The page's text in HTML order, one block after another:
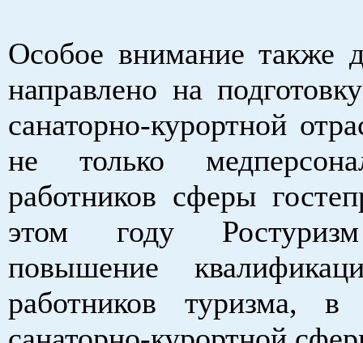
Особое внимание также
направлено на
санаторно-курортной
не только
работников сферы
этом году
повышение
работников туризма,